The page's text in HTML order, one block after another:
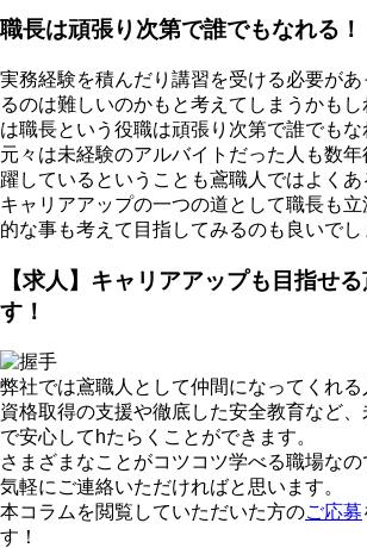
職長は頑張り次第で誰でもなれる！
実務経験を積んだり講習を受ける必要が
るのは難しいのかもと考えてしまうかも
は職長という役職は頑張り次第で誰でもな
元々は未経験のアルバイトだった人も数
躍しているということも鳶職人ではよくあ
キャリアアップの一つの道として職長も
的な事も考えて目指してみるのも良いでし
【求人】キャリアアップも目指せ
す！
弊社では鳶職人として仲間になってくれる
資格取得の支援や徹底した安全教育など、
で安心してhたらくことができます。
さまざまなことがコツコツ学べる職場な
気軽にご連絡いただければと思います。
本コラムを閲覧していただいた方のご応募
す！